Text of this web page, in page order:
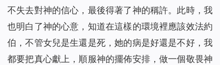
不失去對神的信心，最後得著了神的稱許。此時，我
也明白了神的心意，知道在這樣的環境裡應該效法約
伯，不管女兒是生還是死，她的病是好還是不好，我
都要把真心獻上，順服神的擺佈安排，做一個敬畏神